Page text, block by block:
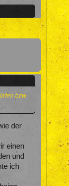
bzw.
der
einen
und
ich